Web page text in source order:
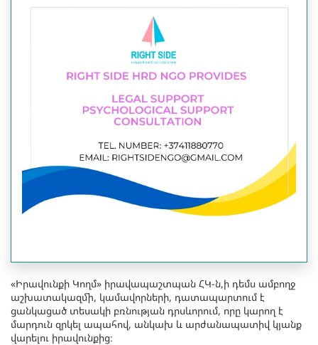
«Իրավունքի Կողմ» իրավապաշտպան ՀԿ-ն,ի դեմս ամբողջ
աշխատակազմի, կամավորների, դատապարտում է
ցանկացած տեսակի բռնության դրսևորում, որը կարող է
մարդուն զրկել ապահով, անկախ և արժանապատիվ կյանք
վարելու իրավունքից։